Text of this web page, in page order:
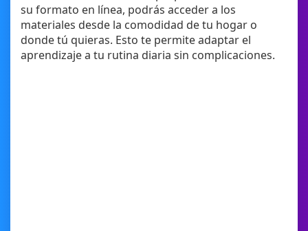
su formato en línea, podrás acceder a los
materiales desde la comodidad de tu hogar o
donde tú quieras. Esto te permite adaptar el
aprendizaje a tu rutina diaria sin complicaciones.